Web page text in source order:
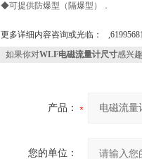
◆可提供防爆型（隔爆型）．
更多详细内容咨询或光临：
如果你对WLF电磁流量计尺寸感兴
产品：
您的单位：